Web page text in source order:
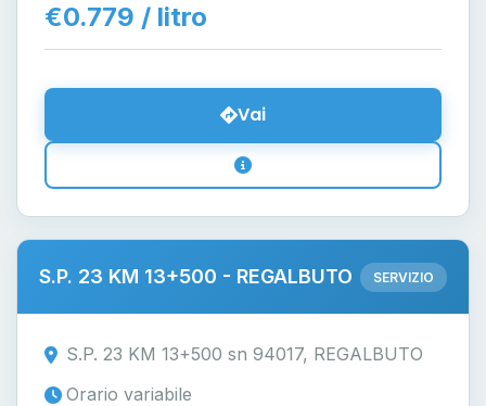
€0.779 / litro
Vai
S.P. 23 KM 13+500 - REGALBUTO SERVIZIO
S.P. 23 KM 13+500 sn 94017, REGALBUTO
Orario variabile